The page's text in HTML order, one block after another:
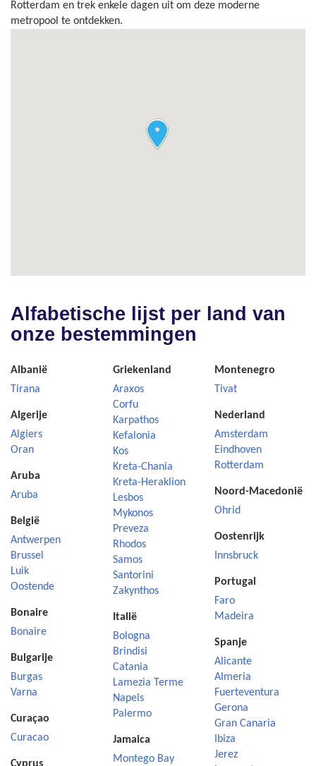
Rotterdam en trek enkele dagen uit om deze moderne
metropool te ontdekken.
Alfabetische lijst per land van
onze bestemmingen
Albanië
Tirana
Algerije
Algiers
Oran
Aruba
Aruba
België
Antwerpen
Brussel
Luik
Oostende
Bonaire
Bonaire
Bulgarije
Burgas
Varna
Curaçao
Curacao
Griekenland
Araxos
Corfu
Karpathos
Kefalonia
Kos
Kreta-Chania
Kreta-Heraklion
Lesbos
Mykonos
Preveza
Rhodos
Samos
Santorini
Zakynthos
Italië
Bologna
Brindisi
Catania
Lamezia Terme
Napels
Palermo
Jamaica
Montego Bay
Montenegro
Tivat
Nederland
Amsterdam
Eindhoven
Rotterdam
Noord-Macedonië
Ohrid
Oostenrijk
Innsbruck
Portugal
Faro
Madeira
Spanje
Alicante
Almeria
Fuerteventura
Gerona
Gran Canaria
Ibiza
Jerez